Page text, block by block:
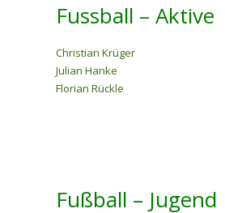
Fussball – Aktive
Christian Krüger
Julian Hanke
Florian Rückle
Fußball – Jugend